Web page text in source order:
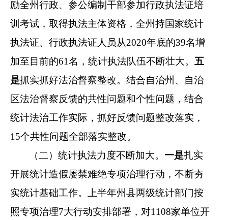
励全州行政、参公编制干部参加行政执法证培
训考试，取得执法主体资格 ，全州持国家统计
执法证、行政执法证人员从2020年底的39名增
加至目前的61名，统计执法队伍不断壮大。 五
是抓实抓好法治督察整改。结合自治州、自治
区法治督察反馈的共性问题和个性问题，结合
统计法治工作实际，抓好反馈问题整改落实，
15个共性问题全部落实整改。
（二）统计执法力度不断加大。一是扎实
开展统计造假屡禁难绝专项治理行动，不断夯
实统计基础工作。上半年州县两级统计部门按
照专项治理7大行动安排部署，对1108家单位开